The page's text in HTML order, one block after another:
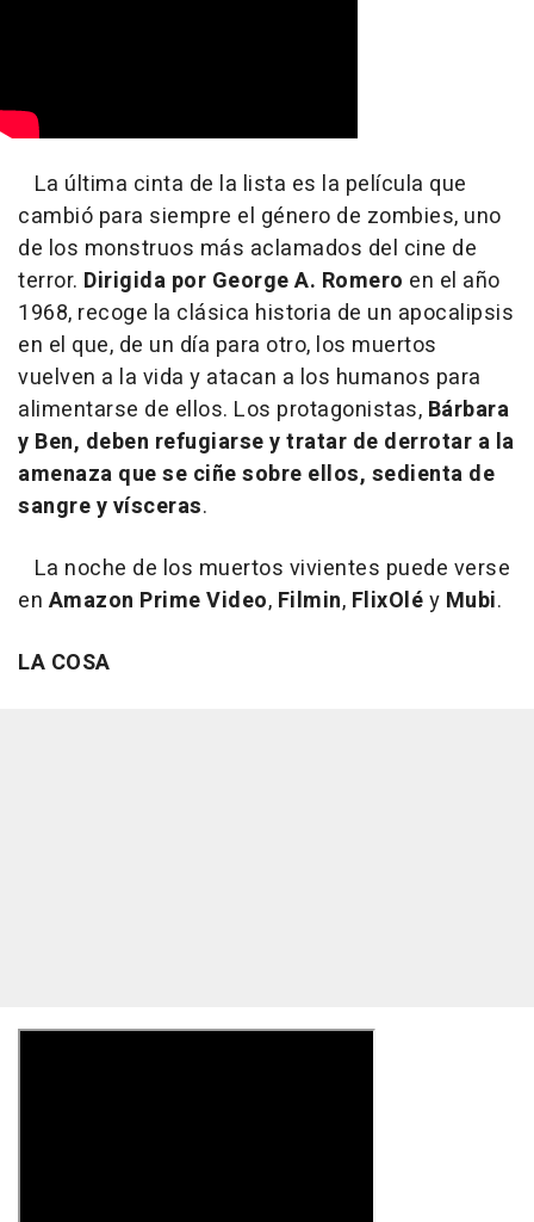
La última cinta de la lista es la película que
cambió para siempre el género de zombies, uno
de los monstruos más aclamados del cine de
terror. Dirigida por George A. Romero en el año
1968, recoge la clásica historia de un apocalipsis
en el que, de un día para otro, los muertos
vuelven a la vida y atacan a los humanos para
alimentarse de ellos. Los protagonistas, Bárbara
y Ben, deben refugiarse y tratar de derrotar a la
amenaza que se ciñe sobre ellos, sedienta de
sangre y vísceras.
La noche de los muertos vivientes puede verse
en Amazon Prime Video, Filmin, FlixOléy Mubi.
LA COSA